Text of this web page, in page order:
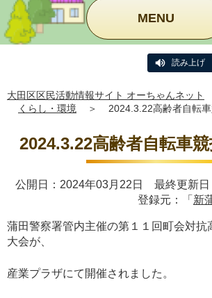
MENU
読み上げ
大田区区民活動情報サイト オーちゃんネット
くらし・環境
＞ 2024.3.22高齢者自転
2024.3.22高齢者自転車
公開日：2024年03月22日 最終更新日
登録元：「 新
蒲田警察署管内主催の第１１回町会対抗
大会が、
産業プラザにて開催されました。